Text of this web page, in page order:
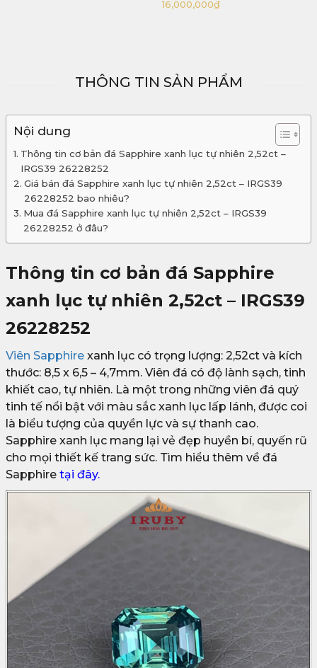
25,000,000₫
THÔNG TIN SẢN PHẨM
Nội dung
Thông tin cơ bản đá Sapphire xanh lục tự nhiên 2,52ct –
IRGS39 26228252
Giá bán đá Sapphire xanh lục tự nhiên 2,52ct – IRGS39
26228252 bao nhiêu?
Mua đá Sapphire xanh lục tự nhiên 2,52ct – IRGS39
26228252 ở đâu?
Thông tin cơ bản đá Sapphire
xanh lục tự nhiên 2,52ct – IRGS39
26228252
Viên Sapphire xanh lục có trọng lượng: 2,52ct và kích
thước: 8,5 x 6,5 – 4,7mm. Viên đá có độ lành sạch, tinh
khiết cao, tự nhiên. Là một trong những viên đá quý
tinh tế nổi bật với màu sắc xanh lục lấp lánh, được coi
là biểu tượng của quyền lực và sự thanh cao.
Sapphire xanh lục mang lại vẻ đẹp huyền bí, quyến rũ
cho mọi thiết kế trang sức. Tìm hiểu thêm về đá
Sapphire tại đây.